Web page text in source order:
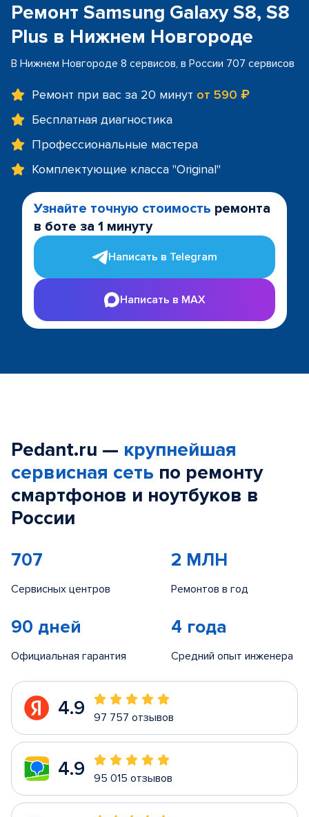
Ремонт Samsung Galaxy S8, S8
Plus в Нижнем Новгороде
В Нижнем Новгороде 8 сервисов, в России 707 сервисов
Ремонт при вас за 20 минут от 590 ₽
Бесплатная диагностика
Профессиональные мастера
Комплектующие класса "Original"
Узнайте точную стоимость ремонта
в боте за 1 минуту
Написать в Telegram
Написать в MAX
Pedant.ru — крупнейшая
сервисная сеть по ремонту
смартфонов и ноутбуков в
России
707
Сервисных центров
2 МЛН
Ремонтов в год
90 дней
Официальная гарантия
4 года
Средний опыт инженера
4.9 97 757 отзывов
4.9 95 015 отзывов